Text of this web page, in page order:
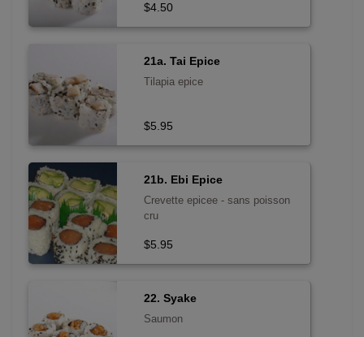
$4.50
21a. Tai Epice
Tilapia epice
$5.95
21b. Ebi Epice
Crevette epicee - sans poisson
cru
$5.95
22. Syake
Saumon